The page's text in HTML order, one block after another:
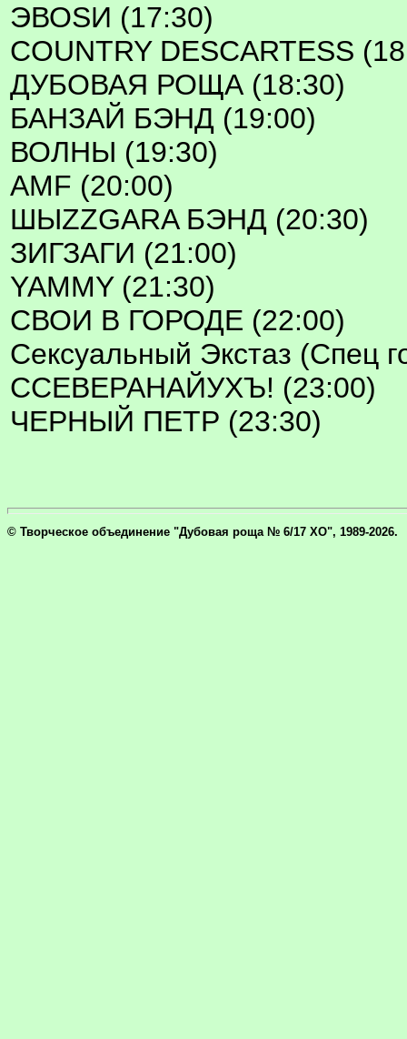
ЭВОSИ (17:30)
COUNTRY DESCARTESS
ДУБОВАЯ РОЩА (18:30)
БАНЗАЙ БЭНД (19:00)
ВОЛНЫ (19:30)
AMF (20:00)
ШЫZZGARA БЭНД (20:30)
ЗИГЗАГИ (21:00)
YAMMY (21:30)
СВОИ В ГОРОДЕ (22:00)
Сексуальный Экстаз (Спец
ССЕВЕРАНАЙУХЪ! (23:00)
ЧЕРНЫЙ ПЕТР (23:30)
© Творческое объединение "Дубовая роща № 6/17 ХО", 1989-2026.